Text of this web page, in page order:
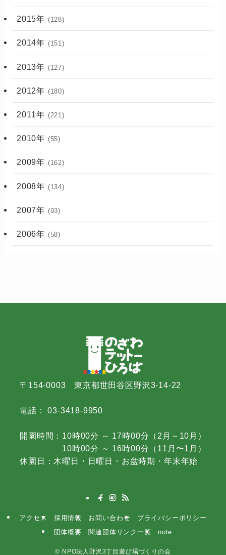
2015年 (128)
2014年 (151)
2013年 (127)
2012年 (180)
2011年 (221)
2010年 (55)
2009年 (162)
2008年 (134)
2007年 (93)
2006年 (58)
〒154-0003 東京都世田谷区野沢3-14-22
電話： 03-3418-9950
開園時間：10時00分 ～ 17時00分（2月～10月）
10時00分 ～ 16時00分（11月〜1月）
休園日：木曜日・日曜日・お盆時期・年末年始
アクセス 採用情報 お問い合わせ
プライバシーポリシー
団体概要
関連団体リンク一覧 note
© NPO法人野沢3丁目遊び場づくりの会